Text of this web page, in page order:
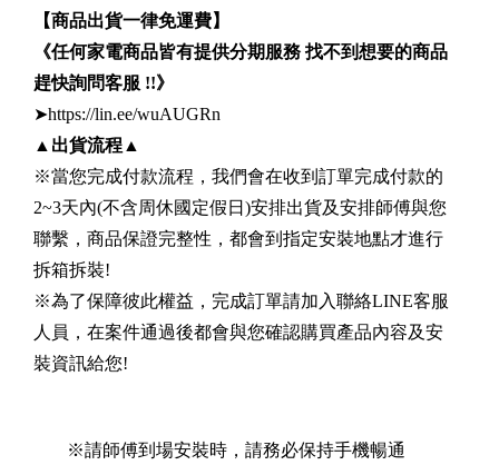
【商品出貨一律免運費】
《任何家電商品皆有提供分期服務 找不到想要的商品
趕快詢問客服 !!》
➤https://lin.ee/wuAUGRn
▲ 出貨流程 ▲
※當您完成付款流程，我們會在收到訂單完成付款的
2~3天內(不含周休國定假日)安排出貨及安排師傅與您
聯繫，商品保證完整性，都會到指定安裝地點才進行
拆箱拆裝!
※為了保障彼此權益，完成訂單請加入聯絡LINE客服
人員，在案件通過後都會與您確認購買產品內容及安
裝資訊給您!
※請師傅到場安裝時，請務必保持手機暢通